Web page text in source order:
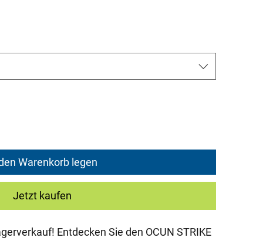
Warenkorb legen
Jetzt kaufen
Entdecken Sie den OCUN STRIKE